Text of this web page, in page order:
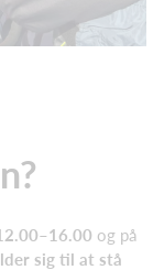
og på
sig til at stå